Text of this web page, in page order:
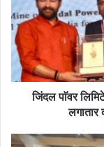
तमनार
की
गारे
पालमा
4/1
कोल
दूसरे
जिंदल पाॅवर
लगातार
स्वास्तिक